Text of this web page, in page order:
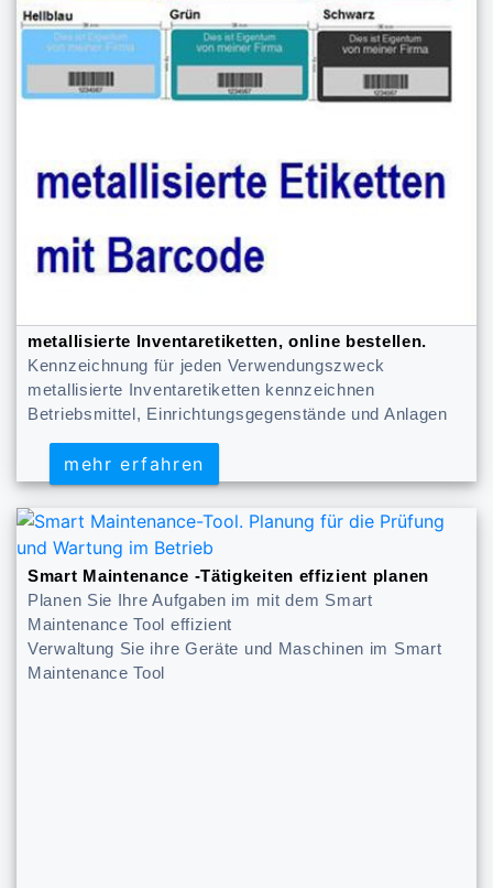
metallisierte Inventaretiketten, online bestellen.
Kennzeichnung für jeden Verwendungszweck
metallisierte Inventaretiketten kennzeichnen
Betriebsmittel, Einrichtungsgegenstände und Anlagen
mehr erfahren
mehr erfahren
Smart Maintenance -Tätigkeiten effizient planen
Planen Sie Ihre Aufgaben im mit dem Smart
Maintenance Tool effizient
Verwaltung Sie ihre Geräte und Maschinen im Smart
Maintenance Tool